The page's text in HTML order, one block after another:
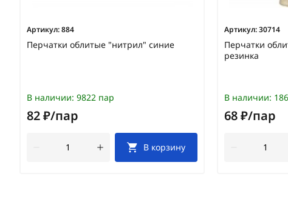
Артикул:884
Перчатки облитые "нитрил" синие
В наличии: 9822 пар
82 ₽/пар
В корзину
Артикул:30714
Перчатки
резинка
В наличии:
68 ₽/пар